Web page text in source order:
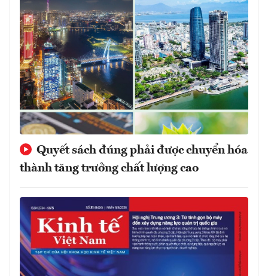
Quyết sách đúng phải được chuyển hóa
thành tăng trưởng chất lượng cao